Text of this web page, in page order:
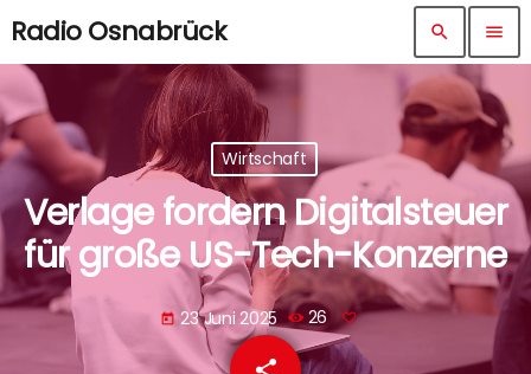
Radio Osnabrück search menu
Wirtschaft
Verlage fordern Digitalsteuer
für große US-Tech-Konzerne
today 23 Juni 2025 26
email